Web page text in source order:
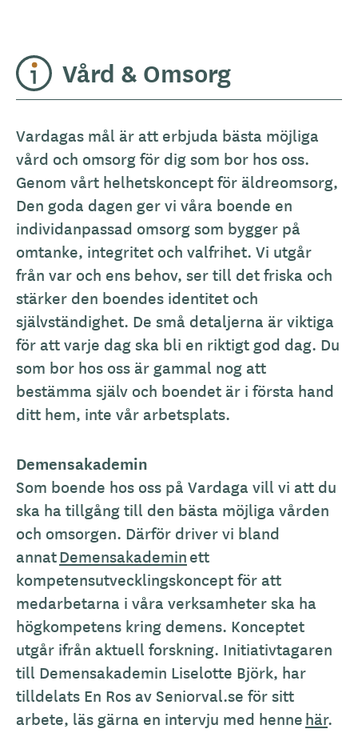
Vård & Omsorg
Vardagas mål är att erbjuda bästa möjliga
vård och omsorg för dig som bor hos oss.
Genom vårt helhetskoncept för äldreomsorg,
Den goda dagen ger vi våra boende en
individanpassad omsorg som bygger på
omtanke, integritet och valfrihet. Vi utgår
från var och ens behov, ser till det friska och
stärker den boendes identitet och
självständighet. De små detaljerna är viktiga
för att varje dag ska bli en riktigt god dag. Du
som bor hos oss är gammal nog att
bestämma själv och boendet är i första hand
ditt hem, inte vår arbetsplats.
Demensakademin
Som boende hos oss på Vardaga vill vi att du
ska ha tillgång till den bästa möjliga vården
och omsorgen. Därför driver vi bland
annatDemensakademinett
kompetensutvecklingskoncept för att
medarbetarna i våra verksamheter ska ha
högkompetens kring demens. Konceptet
utgår ifrån aktuell forskning. Initiativtagaren
till Demensakademin Liselotte Björk, har
tilldelats En Ros av Seniorval.se för sitt
arbete, läs gärna en intervju med hennehär.